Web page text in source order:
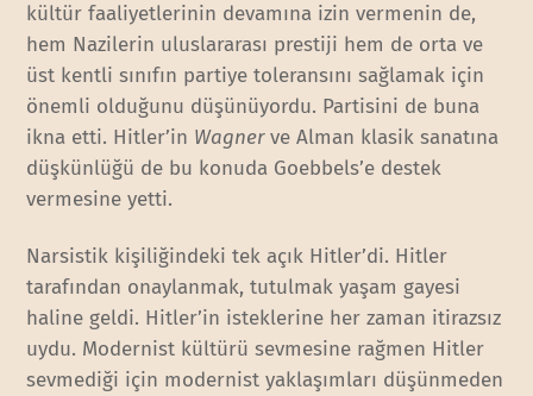
kültür faaliyetlerinin devamına izin vermenin de,
hem Nazilerin uluslararası prestiji hem de orta ve
üst kentli sınıfın partiye toleransını sağlamak için
önemli olduğunu düşünüyordu. Partisini de buna
ikna etti. Hitler’in Wagnerve Alman klasik sanatına
düşkünlüğü de bu konuda Goebbels’e destek
vermesine yetti.
Narsistik kişiliğindeki tek açık Hitler’di. Hitler
tarafından onaylanmak, tutulmak yaşam gayesi
haline geldi. Hitler’in isteklerine her zaman itirazsız
uydu. Modernist kültürü sevmesine rağmen Hitler
sevmediği için modernist yaklaşımları düşünmeden